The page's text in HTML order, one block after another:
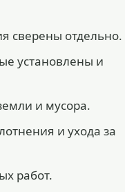
сверены отдельно.
установлены и
и мусора.
и ухода за
работ.